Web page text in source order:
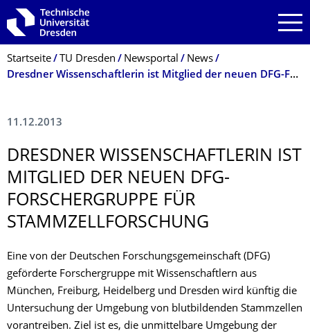
Zur Hauptnavigation springen
Zur Suche springen
Zum Inhalt springen
Breadcrumb-Menü
Startseite TU Dresden Newsportal
News
Dresdner Wissenschaftlerin ist Mitglied der neuen DFG-Forschergruppe für Stammzellforschung
11.12.2013
DRESDNER WISSENSCHAFTLE­RIN IST
MITGLIED DER NEUEN DFG-
FORSCHERGRUPPE FÜR
STAMMZELLFOR­SCHUNG
Eine von der Deutschen Forschungsgemeinschaft (DFG)
geförderte Forschergruppe mit Wissenschaftlern aus
München, Freiburg, Heidelberg und Dresden wird künftig die
Untersuchung der Umgebung von blutbildenden Stammzellen
vorantreiben. Ziel ist es, die unmittelbare Umgebung der